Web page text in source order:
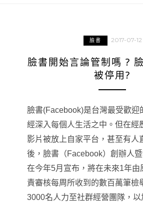
臉書 2017-07-12
臉書開始言論管制嗎 ?
被停用?
臉書(Facebook)是台灣最受歡迎
經深入每個人生活之中。但在經
影片被放上自家平台，甚至有人
後，臉書（Facebook）創辦人
在今年5月宣布，將在未來1年由
責審核每周所收到的數百萬筆檢
3000名人力至社群經營團隊，